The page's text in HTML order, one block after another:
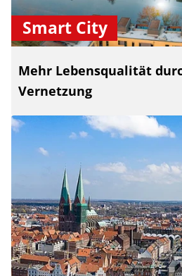
Smart City
Mehr Lebensqualität
Vernetzung